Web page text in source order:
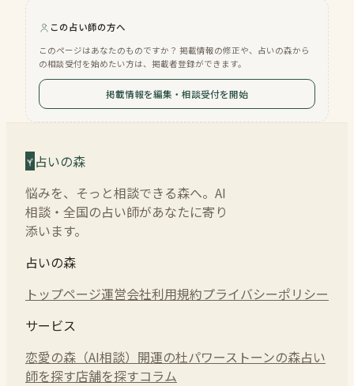
この占い師の方へ
このページはあなたのものですか？ 掲載情報の修正や、占いの森から
の相談受付を始めたい方は、掲載者登録ができます。
掲載情報を編集・相談受付を開始
占いの森
悩みを、そっと相談できる森へ。AI
相談・全国の占い師があなたに寄り
添います。
占いの森
トップページ運営会社利用規約プライバシーポリシー
サービス
恋愛の森（AI相談） 開運の杜パワーストーンの森占い
師を探す店舗を探すコラム